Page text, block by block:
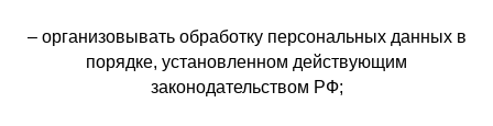
– организовывать обработку персональных данных в
порядке, установленном действующим
законодательством РФ;